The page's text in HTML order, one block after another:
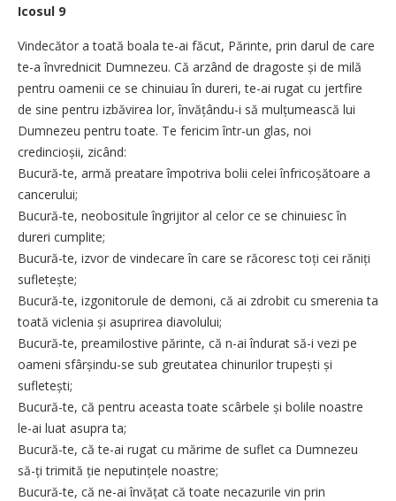
Icosul 9
Vindecător a toată boala te-ai făcut, Părinte, prin darul de care
te-a învrednicit Dumnezeu. Că arzând de dragoste și de milă
pentru oamenii ce se chinuiau în dureri, te-ai rugat cu jertfire
de sine pentru izbăvirea lor, învățându-i să mulțumească lui
Dumnezeu pentru toate. Te fericim într-un glas, noi
credincioșii, zicând:
Bucură-te, armă preatare împotriva bolii celei înfricoșătoare a
cancerului;
Bucură-te, neobositule îngrijitor al celor ce se chinuiesc în
dureri cumplite;
Bucură-te, izvor de vindecare în care se răcoresc toți cei răniți
sufletește;
Bucură-te, izgonitorule de demoni, că ai zdrobit cu smerenia ta
toată viclenia și asuprirea diavolului;
Bucură-te, preamilostive părinte, că n-ai îndurat să-i vezi pe
oameni sfârșindu-se sub greutatea chinurilor trupești și
sufletești;
Bucură-te, că pentru aceasta toate scârbele și bolile noastre
le-ai luat asupra ta;
Bucură-te, că te-ai rugat cu mărime de suflet ca Dumnezeu
să-ți trimită ție neputințele noastre;
Bucură-te, că ne-ai învățat că toate necazurile vin prin